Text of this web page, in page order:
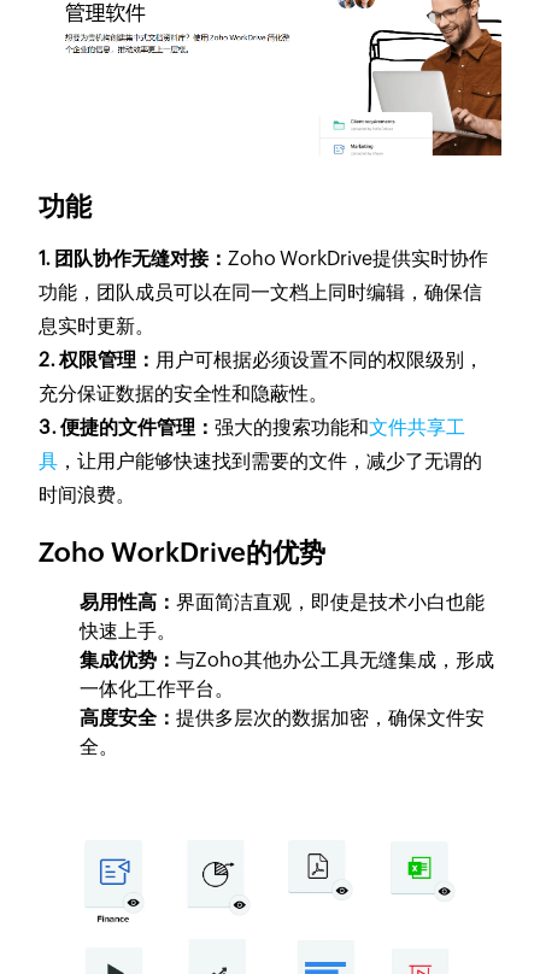
功能
1. 团队协作无缝对接：Zoho WorkDrive提供实时协作
功能，团队成员可以在同一文档上同时编辑，确保信
息实时更新。
2. 权限管理： 用户可根据必须设置不同的权限级别，
充分保证数据的安全性和隐蔽性。
3. 便捷的文件管理：强大的搜索功能和文件共享工
具 ，让用户能够快速找到需要的文件，减少了无谓的
时间浪费。
Zoho WorkDrive的优势
易用性高：界面简洁直观，即使是技术小白也能
快速上手。
集成优势：与Zoho其他办公工具无缝集成，形成
一体化工作平台。
高度安全：提供多层次的数据加密，确保文件安
全。